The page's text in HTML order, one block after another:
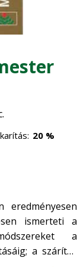
20 %
ismerteti a
a
a szárítás